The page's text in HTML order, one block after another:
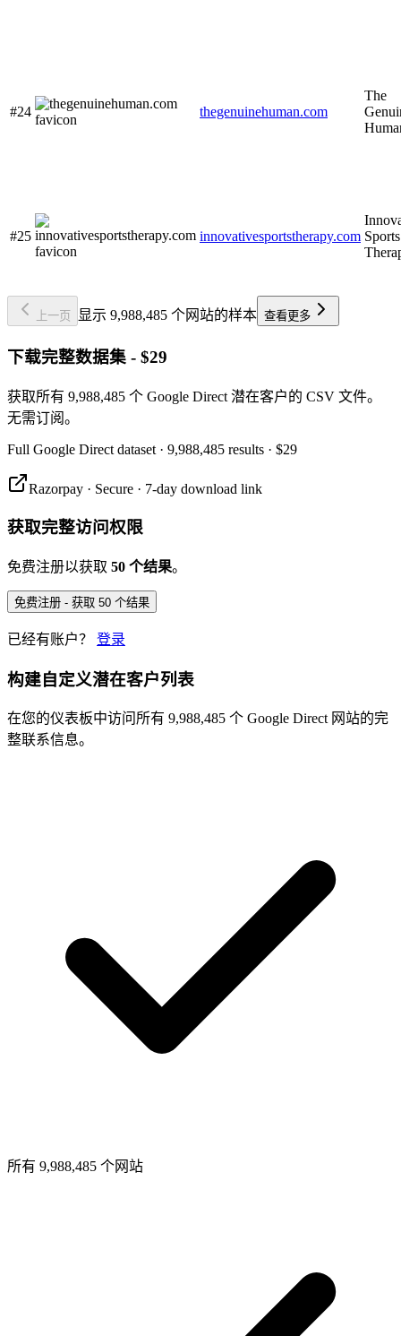
#24 thegenuinehuman.com
The
#25 innovativesportstherapy.com Sports
上一页 显示 9,988,485 个网站的样本 查看更多
下载完整数据集 - $29
获取所有 9,988,485 个 Google Direct 潜在客户的 CSV 文件。
无需订阅。
Full Google Direct dataset · 9,988,485 results · $29
Razorpay · Secure · 7-day download link
获取完整访问权限
免费注册以获取 50 个结果。
免费注册 - 获取 50 个结果
已经有账户？ 登录
构建自定义潜在客户列表
在您的仪表板中访问所有 9,988,485 个 Google Direct 网站的完
整联系信息。
所有 9,988,485 个网站